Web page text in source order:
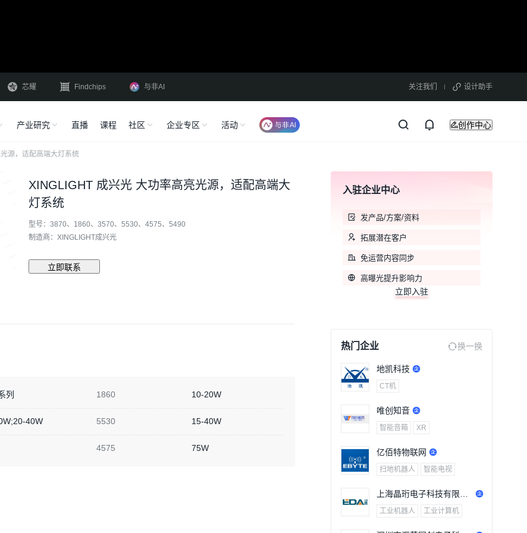
芯耀 Findchips 与非AI 关注我们 设计助手
产业研究 直播 课程 社区 企业专区 活动 创作中心
源，适配高端大灯系统
XINGLIGHT 成兴光 大功率高亮光源，适配高端大
灯系统
型号：3870、1860、3570、5530、4575、5490
制造商：XINGLIGHT成兴光
立即联系
列 1860 10-20W
40W 5530 15-40W
4575 75W
入驻企业中心
发产品/方案/资料
拓展潜在客户
免运营内容同步
高曝光提升影响力
立即入驻
热门企业 换一换
地凯科技
CT机
唯创知音
智能音箱 XR
亿佰特物联网
扫地机器人 智能电视
上海晶珩电子科技有限公
司
工业机器人 工业计算机